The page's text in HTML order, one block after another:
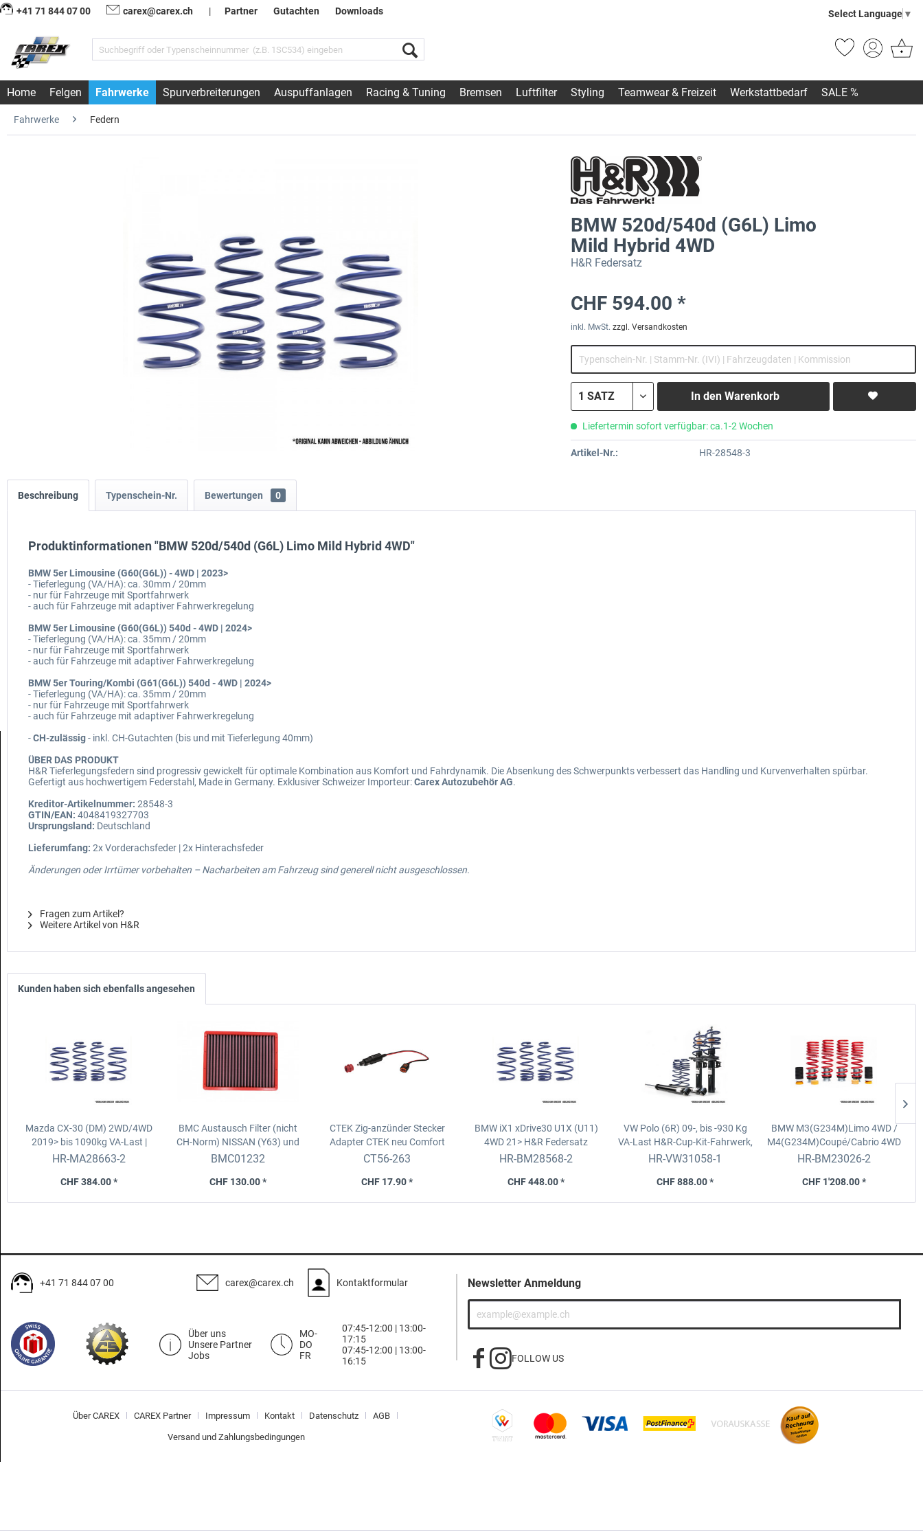
+41 71 844 07 00 carex@carex.ch | Partner Gutachten Downloads Select Language ▼
Home Felgen Fahrwerke Spurverbreiterungen Auspuffanlagen Racing & Tuning Bremsen Luftfilter Styling Teamwear & Freizeit Werkstattbedarf SALE %
Fahrwerke Federn
BMW 520d/540d (G6L) Limo
Mild Hybrid 4WD
H&R Federsatz
CHF 594.00 *
inkl. MwSt. zzgl. Versandkosten
In den Warenkorb
Liefertermin sofort verfügbar: ca.1-2 Wochen
Artikel-Nr.: HR-28548-3
Beschreibung Typenschein-Nr. Bewertungen 0
Produktinformationen "BMW 520d/540d (G6L) Limo Mild Hybrid 4WD"
BMW 5er Limousine (G60(G6L)) - 4WD | 2023>
- Tieferlegung (VA/HA): ca. 30mm / 20mm
- nur für Fahrzeuge mit Sportfahrwerk
- auch für Fahrzeuge mit adaptiver Fahrwerkregelung
BMW 5er Limousine (G60(G6L)) 540d - 4WD | 2024>
- Tieferlegung (VA/HA): ca. 35mm / 20mm
- nur für Fahrzeuge mit Sportfahrwerk
- auch für Fahrzeuge mit adaptiver Fahrwerkregelung
BMW 5er Touring/Kombi (G61(G6L)) 540d - 4WD | 2024>
- Tieferlegung (VA/HA): ca. 35mm / 20mm
- nur für Fahrzeuge mit Sportfahrwerk
- auch für Fahrzeuge mit adaptiver Fahrwerkregelung
-CH-zulässig- inkl. CH-Gutachten (bis und mit Tieferlegung 40mm)
ÜBER DAS PRODUKT
H&R Tieferlegungsfedern sind progressiv gewickelt für optimale Kombination aus Komfort und Fahrdynamik. Die Absenkung des Schwerpunkts verbessert das Handling und Kurvenverhalten spürbar.
Gefertigt aus hochwertigem Federstahl, Made in Germany. Exklusiver Schweizer Importeur:Carex Autozubehör AG.
Kreditor-Artikelnummer: 28548-3
GTIN/EAN: 4048419327703
Ursprungsland: Deutschland
Lieferumfang: 2x Vorderachsfeder | 2x Hinterachsfeder
Änderungen oder Irrtümer vorbehalten – Nacharbeiten am Fahrzeug sind generell nicht ausgeschlossen.
Fragen zum Artikel?
Weitere Artikel von H&R
Kunden haben sich ebenfalls angesehen
Mazda CX-30 (DM) 2WD/4WD
2019> bis 1090kg VA-Last |
H&R Federsatz
HR-MA28663-2
CHF 384.00 *
BMC Austausch Filter (nicht
CH-Norm) NISSAN (Y63) und
INFINITY (Z63)
BMC01232
CHF 130.00 *
CTEK Zig-anzünder Stecker
Adapter CTEK neu Comfort
Connect Cig Plug
CT56-263
CHF 17.90 *
BMW iX1 xDrive30 U1X (U11)
4WD 21> H&R Federsatz
HR-BM28568-2
CHF 448.00 *
VW Polo (6R) 09-, bis -930 Kg
VA-Last H&R-Cup-Kit-Fahrwerk,
nicht für Polo WRC
HR-VW31058-1
CHF 888.00 *
BMW M3(G234M)Limo 4WD /
M4(G234M)Coupé/Cabrio 4WD
inkl. Competition | H&R
HR-BM23026-2
CHF 1'208.00 *
+41 71 844 07 00 carex@carex.ch Kontaktformular
Über uns
Unsere Partner
Jobs
MO-
DO
FR
07:45-12:00 | 13:00-
17:15
07:45-12:00 | 13:00-
16:15
Newsletter Anmeldung
FOLLOW US
Über CAREX CAREX Partner Impressum Kontakt Datenschutz AGB
Versand und Zahlungsbedingungen